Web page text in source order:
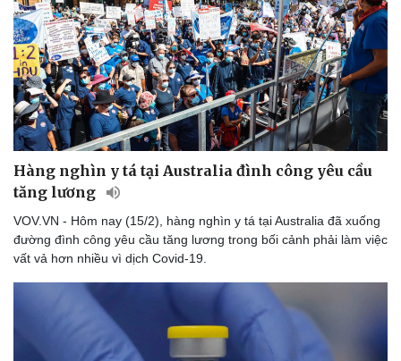
Hàng nghìn y tá tại Australia đình công yêu cầu
tăng lương
VOV.VN - Hôm nay (15/2), hàng nghìn y tá tại Australia đã xuống
đường đình công yêu cầu tăng lương trong bối cảnh phải làm việc
vất vả hơn nhiều vì dịch Covid-19.